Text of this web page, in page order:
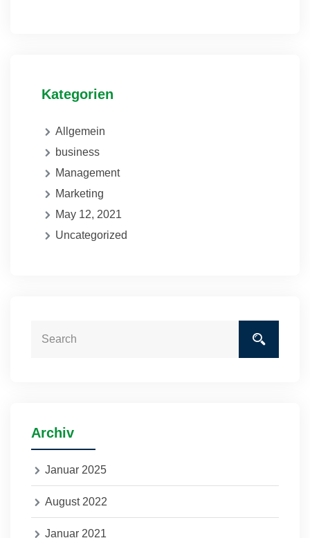
Kategorien
Allgemein
business
Management
Marketing
May 12, 2021
Uncategorized
Archiv
Januar 2025
August 2022
Januar 2021